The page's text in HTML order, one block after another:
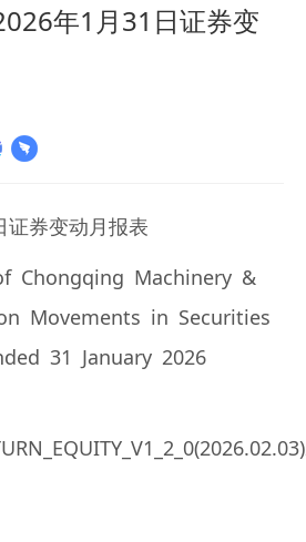
年1月31日证券变
证券变动月报表
Chongqing Machinery &
Movements in Securities
31 January 2026